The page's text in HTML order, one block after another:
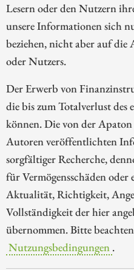
Lesern oder den Nutzern
unsere Informationen sich
beziehen, nicht aber auf die
oder Nutzers.
Der Erwerb von
die bis zum Totalverlust des
können. Die von der
Autoren veröffentlichten
sorgfältiger Recherche,
für Vermögensschäden
Aktualität, Richtigkeit,
Vollständigkeit der hier
übernommen. Bitte
Nutzungsbedingungen .